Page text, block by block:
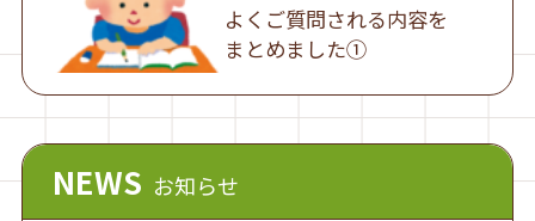
よくご質問される内容を
まとめました①
NEWS お知らせ